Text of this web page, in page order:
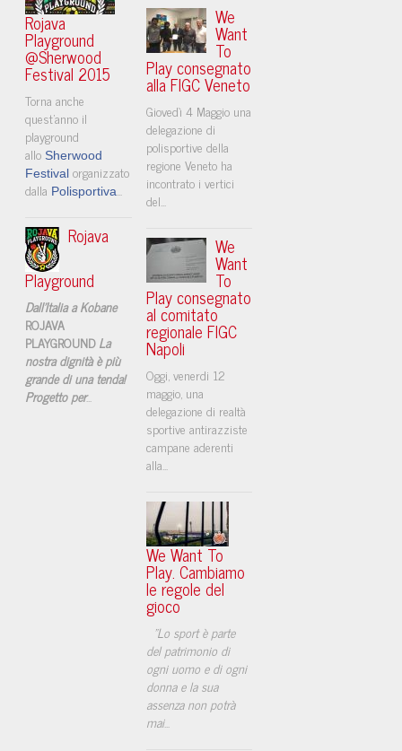
Rojava
Playground
@Sherwood
Festival 2015
Torna anche
quest'anno il
playground
allo Sherwood
Festival organizzato
dalla Polisportiva...
Rojava
Playground
Dall'Italia a Kobane
ROJAVA
PLAYGROUND La
nostra dignità è più
grande di una tenda!
Progetto per...
We
Want
To
Play consegnato
alla FIGC Veneto
Giovedì 4 Maggio una
delegazione di
polisportive della
regione Veneto ha
incontrato i vertici
del...
We
Want
To
Play consegnato
al comitato
regionale FIGC
Napoli
​Oggi, venerdi 12
maggio, una
delegazione di realtà
sportive antirazziste
campane aderenti
alla...
We Want To
Play. Cambiamo
le regole del
gioco
"Lo sport è parte
del patrimonio di
ogni uomo e di ogni
donna e la sua
assenza non potrà
mai...